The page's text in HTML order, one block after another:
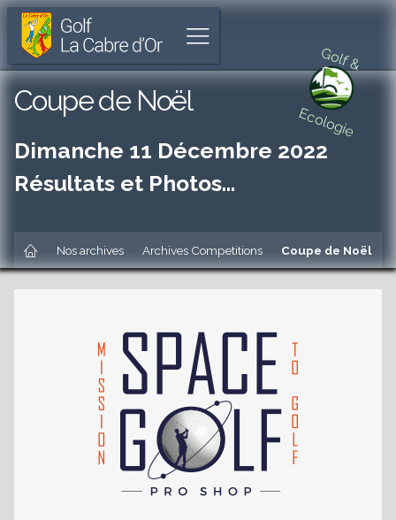
Golf &
Ecologie
Golf
La
Cabre
d'Or
Parcours
de
trous
unique
Cabriès
Aller
l'accueil
au
menu
Aller
contenu
pied
de
page
Afficher
le
menu
Nos archives Archives Competitions Coupe de Noël
Coupe de Noël
Dimanche 11 Décembre 2022
Résultats et Photos…